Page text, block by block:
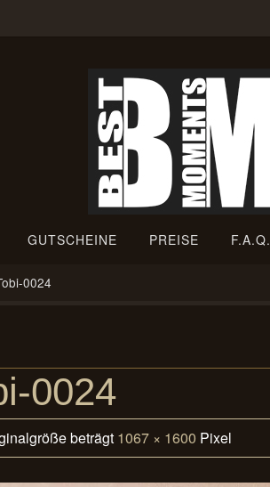
GUTSCHEINE PREISE F.A.Q.
0024
0024
beträgt 1067 × 1600 Pixel